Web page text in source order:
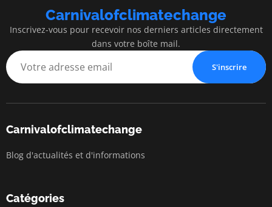
Carnivalofclimatechange
Inscrivez-vous pour recevoir nos derniers articles directement
dans votre boîte mail.
S'inscrire
Carnivalofclimatechange
Blog d'actualités et d'informations
Catégories